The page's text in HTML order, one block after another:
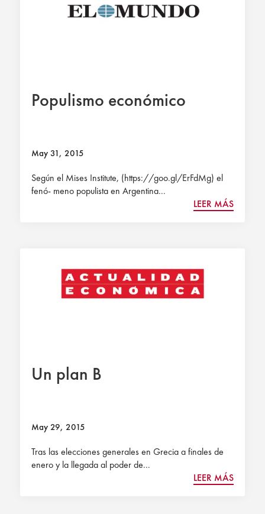
Populismo económico
May 31, 2015
Según el Mises Institute, (https://goo.gl/ErFdMg) el
fenó- meno populista en Argentina...
LEER MÁS
Un plan B
May 29, 2015
Tras las elecciones generales en Grecia a finales de
enero y la llegada al poder de...
LEER MÁS